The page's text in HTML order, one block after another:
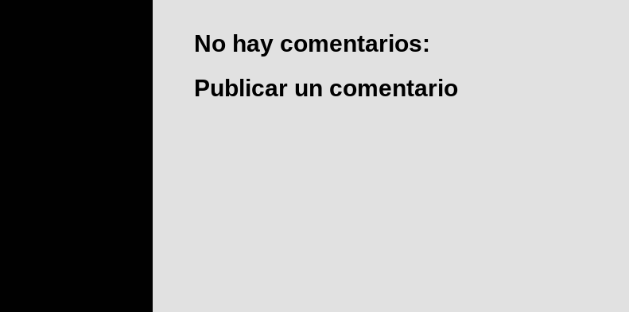
No hay comentarios:
Publicar un comentario